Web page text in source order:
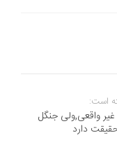
است:
واقعی,ولی جنگل
دارد